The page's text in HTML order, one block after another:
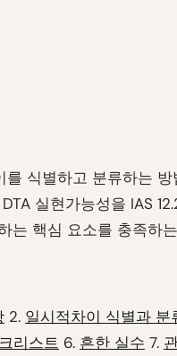
를 식별하고 분류하는
실현가능성을 IAS
는 핵심 요소를 충족하
2. 일시적차이 식별과 분
리스트 6. 흔한 실수 7.